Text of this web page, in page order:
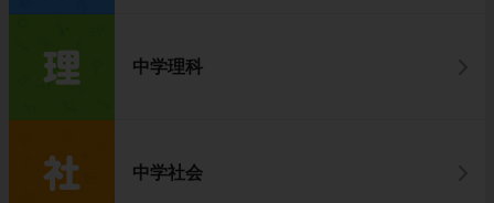
中学理科
中学社会